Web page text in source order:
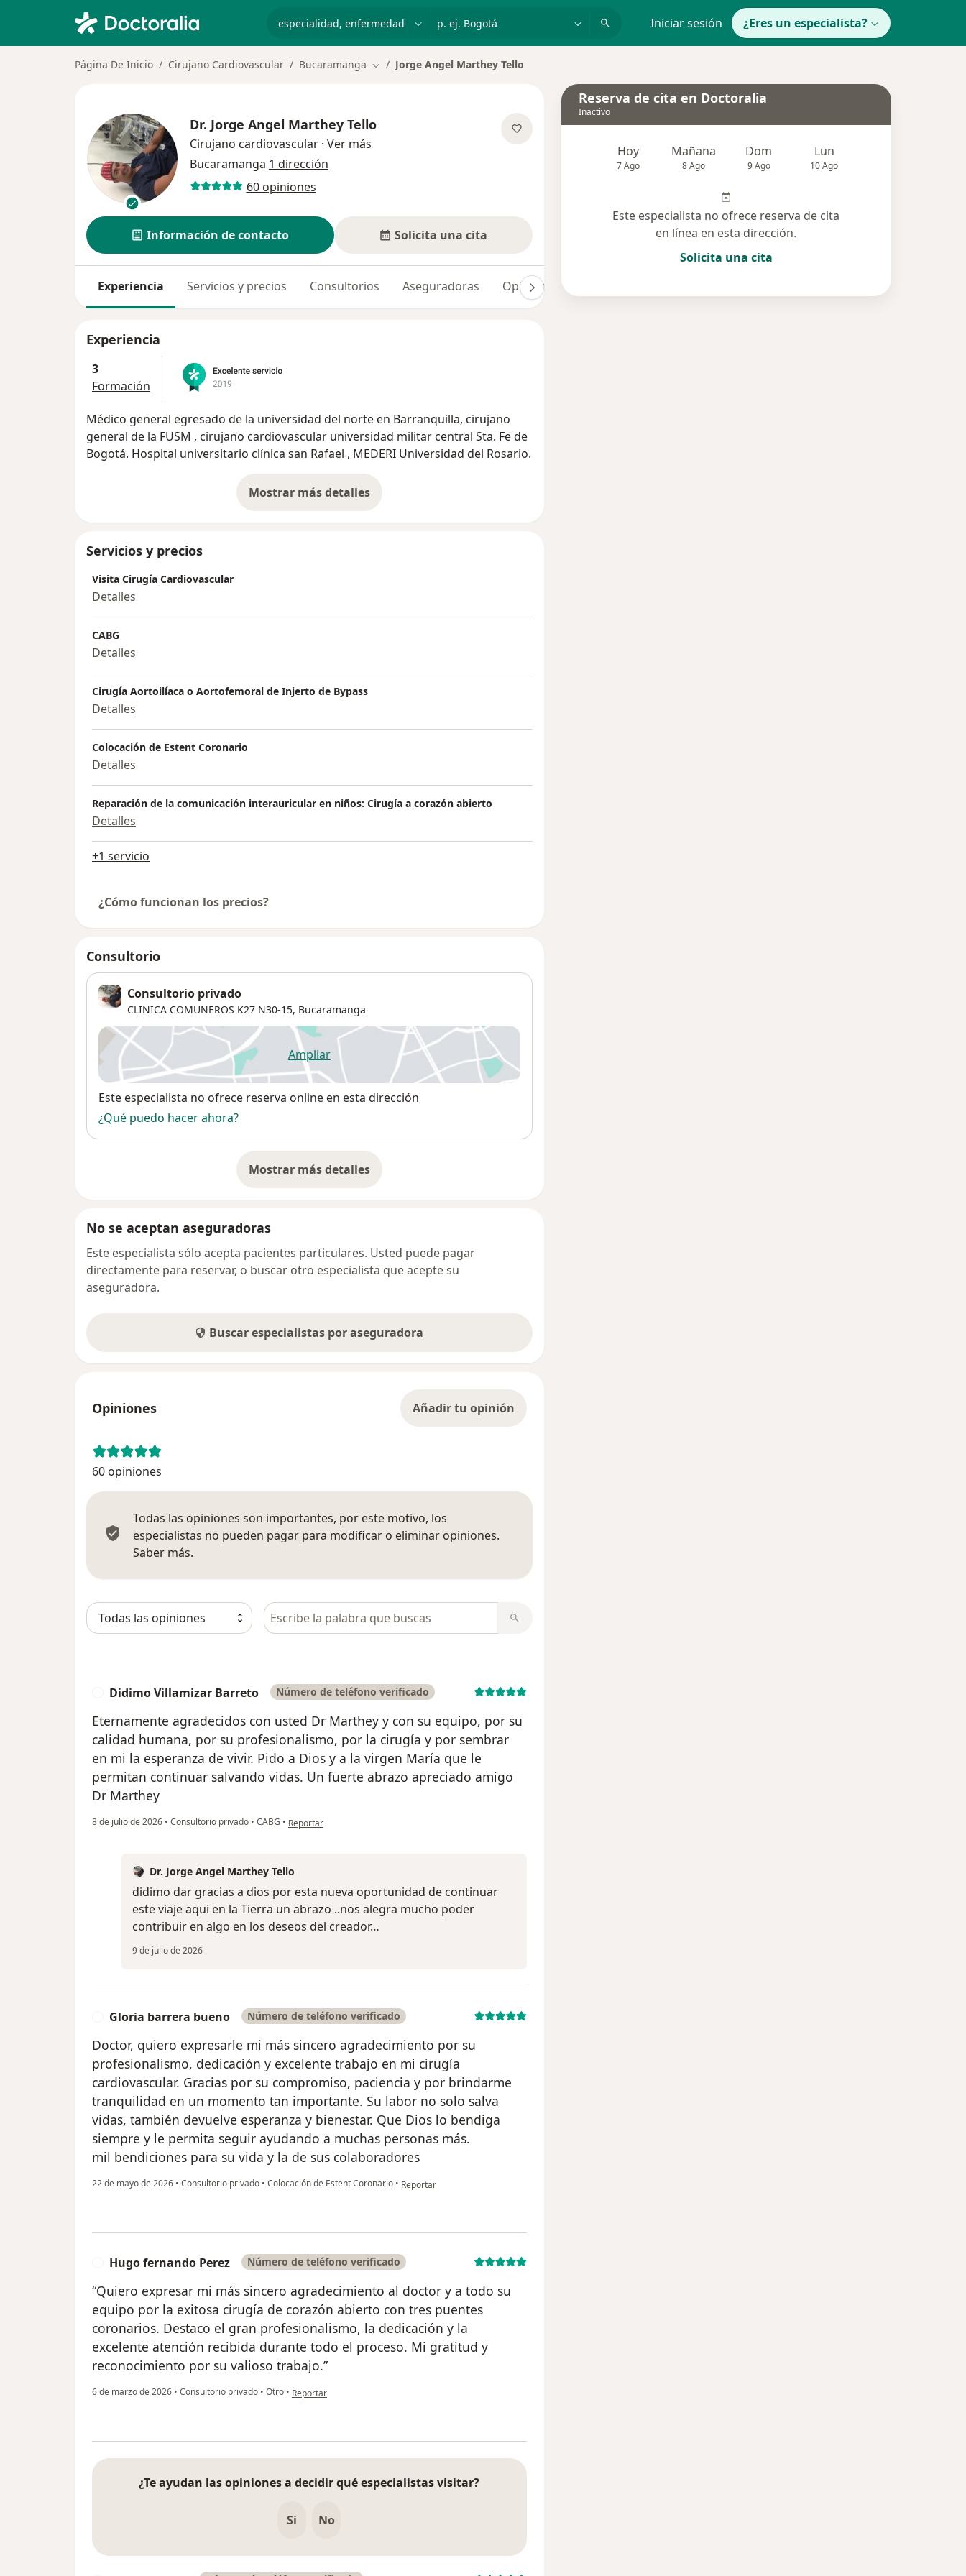
p. ej. Bogotá Iniciar sesión ¿Eres un especialista?
Página De Inicio Cirujano Cardiovascular Bucaramanga Cambiar de ciudad
Jorge Angel Marthey Tello
Dr. Jorge Angel Marthey Tello
Cirujano cardiovascular · Ver más
Bucaramanga 1 dirección
60 opiniones
Información de contacto Solicita una cita
Experiencia Servicios y precios Consultorios Aseguradoras Opiniones (60)
Experiencia
3
Formación
Médico general egresado de la universidad del norte en Barranquilla, cirujano
general de la FUSM , cirujano cardiovascular universidad militar central Sta. Fe de
Bogotá. Hospital universitario clínica san Rafael , MEDERI Universidad del Rosario.
Mostrar más detalles
sobre la experiencia
Servicios y precios
Visita Cirugía Cardiovascular
Detalles
CABG
Detalles
Cirugía Aortoilíaca o Aortofemoral de Injerto de Bypass
Detalles
Colocación de Estent Coronario
Detalles
Reparación de la comunicación interauricular en niños: Cirugía a corazón abierto
Detalles
+1 servicio
¿Cómo funcionan los precios?
Consultorio
Consultorio privado
CLINICA COMUNEROS K27 N30-15, Bucaramanga
Ampliarse abre en una nueva pestaña
Disponibilidad
Este especialista no ofrece reserva online en esta dirección
¿Qué puedo hacer ahora?
Mostrar más detalles
sobre la dirección
No se aceptan aseguradoras
Este especialista sólo acepta pacientes particulares. Usted puede pagar
directamente para reservar, o buscar otro especialista que acepte su
aseguradora.
Buscar especialistas por aseguradora
Opiniones Añadir tu opinión
60 opiniones
Todas las opiniones son importantes, por este motivo, los
especialistas no pueden pagar para modificar o eliminar opiniones.
Saber más.
Busca en opiniones
Didimo Villamizar Barreto Número de teléfono verificado
Eternamente agradecidos con usted Dr Marthey y con su equipo, por su
calidad humana, por su profesionalismo, por la cirugía y por sembrar
en mi la esperanza de vivir. Pido a Dios y a la virgen María que le
permitan continuar salvando vidas. Un fuerte abrazo apreciado amigo
Dr Marthey
8 de julio de 2026 • Consultorio privado • CABG • en opinión del usuario Didimo Villamizar Barreto
Reportar
Dr. Jorge Angel Marthey Tello
didimo dar gracias a dios por esta nueva oportunidad de continuar
este viaje aqui en la Tierra un abrazo ..nos alegra mucho poder
contribuir en algo en los deseos del creador…
9 de julio de 2026
Gloria barrera bueno Número de teléfono verificado
Doctor, quiero expresarle mi más sincero agradecimiento por su
profesionalismo, dedicación y excelente trabajo en mi cirugía
cardiovascular. Gracias por su compromiso, paciencia y por brindarme
tranquilidad en un momento tan importante. Su labor no solo salva
vidas, también devuelve esperanza y bienestar. Que Dios lo bendiga
siempre y le permita seguir ayudando a muchas personas más.
mil bendiciones para su vida y la de sus colaboradores
22 de mayo de 2026 • Consultorio privado • Colocación de Estent Coronario • en opinión del usuario Gloria barrera bueno
Reportar
Hugo fernando Perez Número de teléfono verificado
“Quiero expresar mi más sincero agradecimiento al doctor y a todo su
equipo por la exitosa cirugía de corazón abierto con tres puentes
coronarios. Destaco el gran profesionalismo, la dedicación y la
excelente atención recibida durante todo el proceso. Mi gratitud y
reconocimiento por su valioso trabajo.”
6 de marzo de 2026 • Consultorio privado • Otro • en opinión del usuario Hugo fernando Perez
Reportar
¿Te ayudan las opiniones a decidir qué especialistas visitar?
Si No
Reserva de cita en Doctoralia
Inactivo
Hoy
7 Ago
Mañana
8 Ago
Dom
9 Ago
Lun
10 Ago
Este especialista no ofrece reserva de cita
en línea en esta dirección.
Solicita una cita